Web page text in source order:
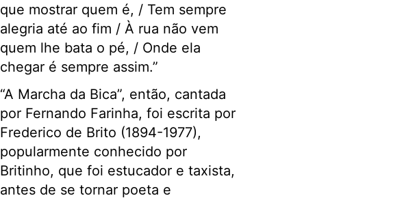
que mostrar quem é, / Tem sempre
alegria até ao fim / À rua não vem
quem lhe bata o pé, / Onde ela
chegar é sempre assim.”
“A Marcha da Bica”, então, cantada
por Fernando Farinha, foi escrita por
Frederico de Brito (1894-1977),
popularmente conhecido por
Britinho, que foi estucador e taxista,
antes de se tornar poeta e